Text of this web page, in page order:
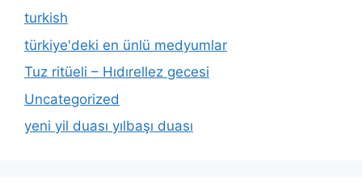
turkish
türkiye'deki en ünlü medyumlar
Tuz ritüeli – Hıdırellez gecesi
Uncategorized
yeni yil duası yılbaşı duası